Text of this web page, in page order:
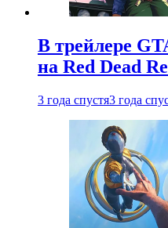
В трейлере
на Red Dead
3 года спустя3 года